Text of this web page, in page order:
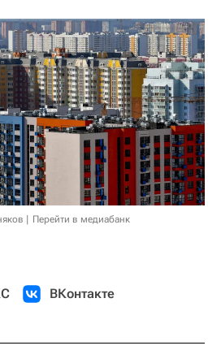
Перейти в медиабанк
ВКонтакте